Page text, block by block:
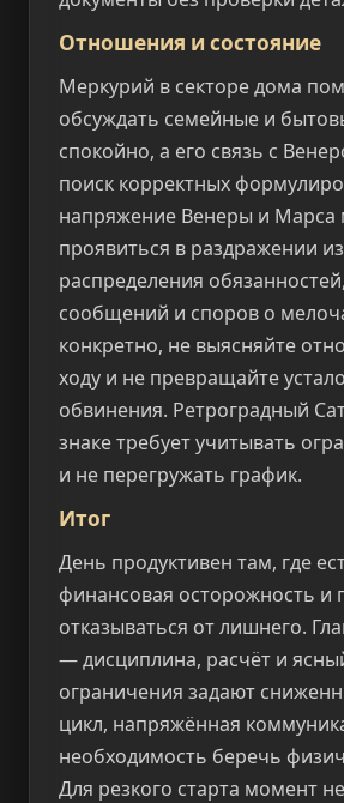
Отношения и состояние
Меркурий в секторе дома
обсуждать семейные и
спокойно, а его связь с
поиск корректных
напряжение Венеры и Марса
проявиться в раздражении
распределения
сообщений и споров о
конкретно, не выясняйте
ходу и не превращайте
обвинения. Ретроградный
знаке требует учитывать
и не перегружать график.
Итог
День продуктивен там, где
финансовая осторожность и
отказываться от лишнего.
— дисциплина, расчёт и
ограничения задают
цикл, напряжённая
необходимость беречь
Для резкого старта момент